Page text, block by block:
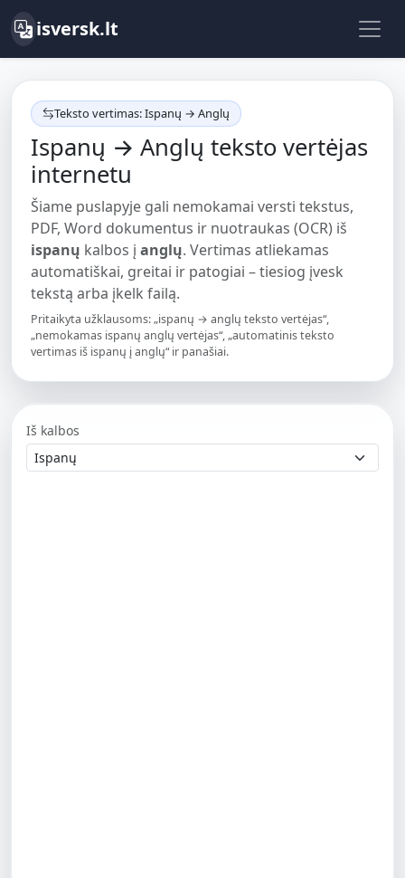
isversk.lt
Teksto vertimas: Ispanų → Anglų
Ispanų → Anglų teksto vertėjas
internetu
Šiame puslapyje gali nemokamai versti tekstus,
PDF, Word dokumentus ir nuotraukas (OCR) iš
ispanų kalbos į anglų. Vertimas atliekamas
automatiškai, greitai ir patogiai – tiesiog įvesk
tekstą arba įkelk failą.
Pritaikyta užklausoms: „ispanų → anglų teksto vertėjas“,
„nemokamas ispanų anglų vertėjas“, „automatinis teksto
vertimas iš ispanų į anglų“ ir panašiai.
Iš kalbos